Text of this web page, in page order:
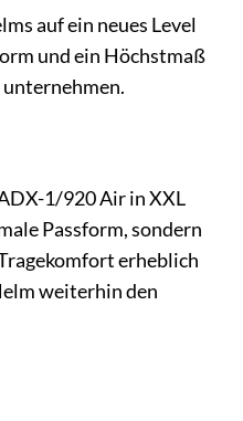
auf ein neues Level
und ein Höchstmaß
1/920 Air in XXL
Passform, sondern
erheblich
weiterhin den